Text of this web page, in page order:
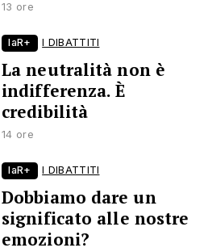
13 ore
laR+ I DIBATTITI
La neutralità non è
indifferenza. È
credibilità
14 ore
laR+ I DIBATTITI
Dobbiamo dare un
significato alle nostre
emozioni?